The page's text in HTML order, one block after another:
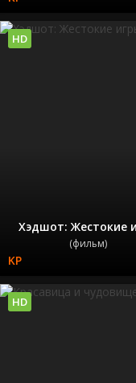
Хэдшот: Жестокие
(фильм)
HD
HD